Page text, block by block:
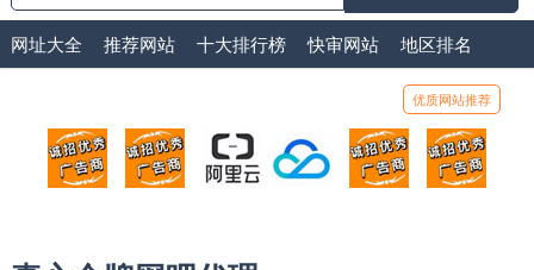
网址大全 推荐网站 十大排行榜 快审网站 地区排名
优质网站推荐
顶部广告位1
广告位招商_广告位待售
顶部广告位2
广告位招商_广告位待售
阿里云
打折活动、99元/年
腾讯云
优惠打折，99元/年
顶部广告位5
广告位招商_